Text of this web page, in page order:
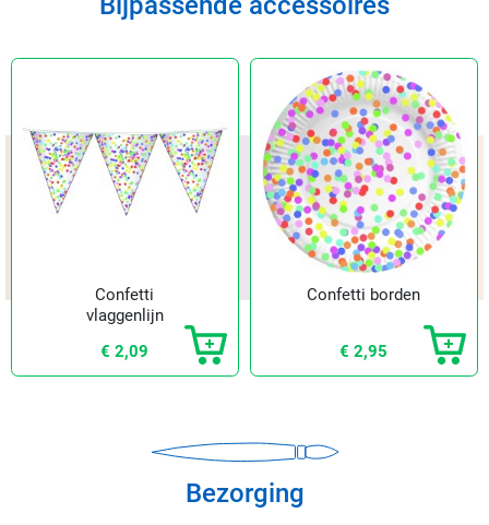
Confetti
vlaggenlijn
€ 2,09
Confetti borden
€ 2,95
Bezorging